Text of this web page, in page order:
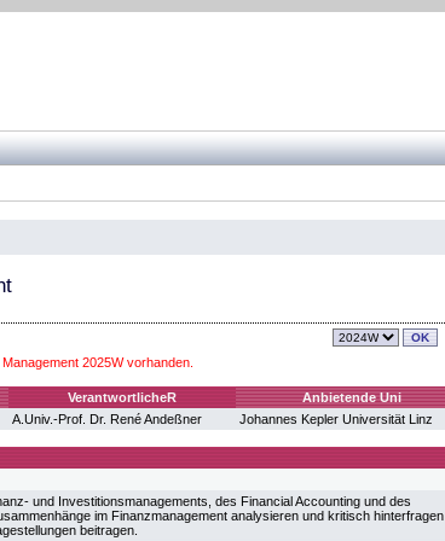
2025W vorhanden.
VerantwortlicheR
Anbietende Uni
A.Univ.-Prof. Dr. René Andeßner Johannes Kepler Universität Linz
und Investitionsmanagements, des Financial Accounting und des
im Finanzmanagement analysieren und kritisch hinterfragen
beitragen.